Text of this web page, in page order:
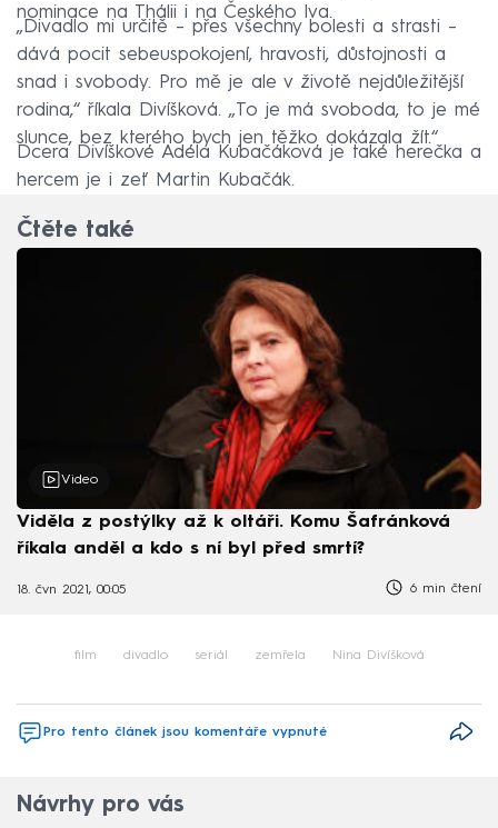
nominace na Thálii i na Českého lva.
„Divadlo mi určitě – přes všechny bolesti a strasti –
dává pocit sebeuspokojení, hravosti, důstojnosti a
snad i svobody. Pro mě je ale v životě nejdůležitější
rodina,“ říkala Divíšková. „To je má svoboda, to je mé
slunce, bez kterého bych jen těžko dokázala žít.“
Dcera Divíškové Adéla Kubačáková je také herečka a
hercem je i zeť Martin Kubačák.
Čtěte také
Video
Viděla z postýlky až k oltáři. Komu Šafránková
říkala anděl a kdo s ní byl před smrtí?
18. čvn 2021, 00:05 6 min čtení
film divadlo seriál zemřela Nina Divíšková
Pro tento článek jsou komentáře vypnuté
Návrhy pro vás